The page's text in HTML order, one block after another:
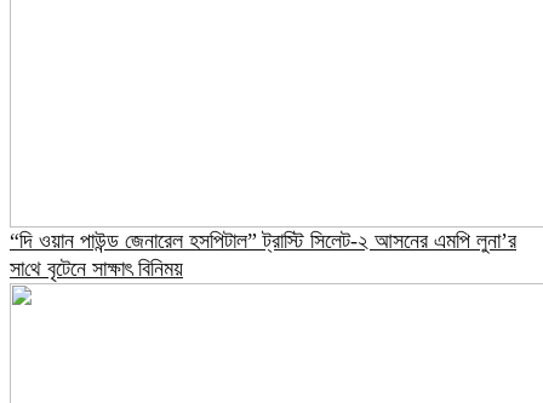
“দি ওয়ান পাউন্ড জেনারেল হসপিটাল” ট্রাস্টি সিলেট-২ আসনের এমপি লুনা’র
সা‌থে বৃটেনে সাক্ষাৎ বিনিময়